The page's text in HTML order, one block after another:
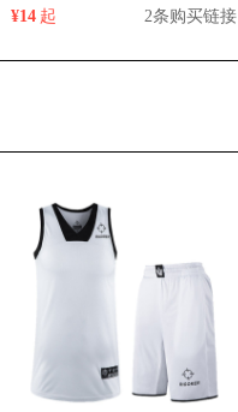
¥14 起 2条购买链接